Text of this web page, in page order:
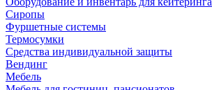
Сиропы
Фуршетные системы
Термосумки
Средства индивидуальной защиты
Вендинг
Мебель